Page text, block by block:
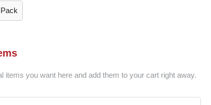
the desired amount or use the buttons to increase or decrease the quantity.
Pack
items you want here and add them to your cart right away.